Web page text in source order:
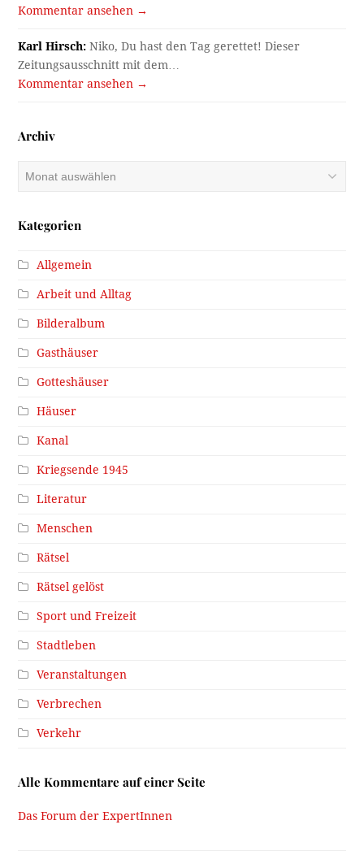
Kommentar ansehen →
Karl Hirsch: Niko, Du hast den Tag gerettet! Dieser
Zeitungsausschnitt mit dem…
Kommentar ansehen →
Archiv
Archiv
Kategorien
Allgemein
Arbeit und Alltag
Bilderalbum
Gasthäuser
Gotteshäuser
Häuser
Kanal
Kriegsende 1945
Literatur
Menschen
Rätsel
Rätsel gelöst
Sport und Freizeit
Stadtleben
Veranstaltungen
Verbrechen
Verkehr
Alle Kommentare auf einer Seite
Das Forum der ExpertInnen